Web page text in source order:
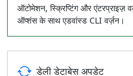
ऑटोमेशन, स्क्रिप्टिंग और एंटरप्राइज़
ऑप्शंस के साथ एडवांस्ड CLI वर्ज़न।
डेली डेटाबेस अपडेट